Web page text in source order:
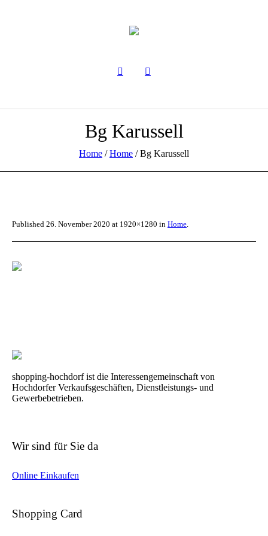
Bg Karussell
Home /Home /Bg Karussell
Published 26. November 2020 at 1920×1280 in Home.
shopping-hochdorf ist die Interessengemeinschaft von
Hochdorfer Verkaufsgeschäften, Dienstleistungs- und
Gewerbebetrieben.
Wir sind für Sie da
Online Einkaufen
Shopping Card